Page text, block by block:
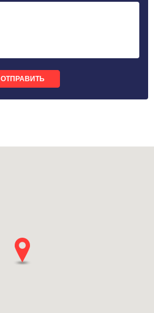
ОТПРАВИТЬ